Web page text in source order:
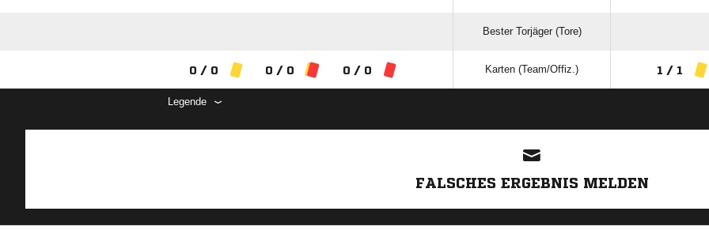
Bester Torjäger (Tore)
0 / 0 0 / 0 0 / 0 Karten (Team/Offiz.) 1 / 1
Legende
FALSCHES ERGEBNIS MELDEN